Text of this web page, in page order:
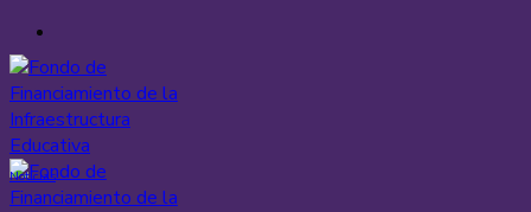
Saltar
al
contenido
Noticias